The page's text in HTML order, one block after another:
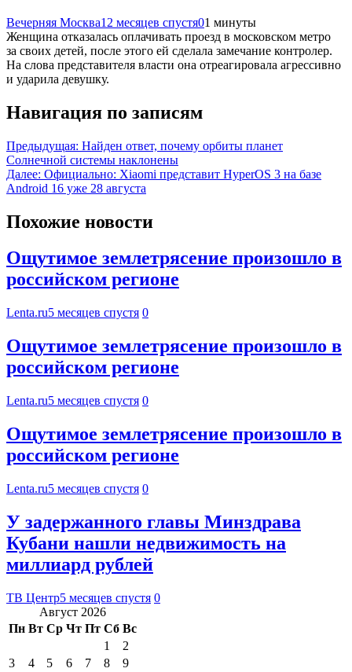
Вечерняя Москва12 месяцев спустя01 минуты
Женщина отказалась оплачивать проезд в московском метро
за своих детей, после этого ей сделала замечание контролер.
На слова представителя власти она отреагировала агрессивно
и ударила девушку.
Навигация по записям
Предыдущая: Найден ответ, почему орбиты планет
Солнечной системы наклонены
Далее: Официально: Xiaomi представит HyperOS 3 на базе
Android 16 уже 28 августа
Похожие новости
Ощутимое землетрясение произошло в
российском регионе
Lenta.ru5 месяцев спустя 0
Ощутимое землетрясение произошло в
российском регионе
Lenta.ru5 месяцев спустя 0
Ощутимое землетрясение произошло в
российском регионе
Lenta.ru5 месяцев спустя 0
У задержанного главы Минздрава
Кубани нашли недвижимость на
миллиард рублей
ТВ Центр5 месяцев спустя 0
Август 2026
Пн Вт Ср Чт Пт Сб Вс
1
2
3
4 5 6 7 8
9